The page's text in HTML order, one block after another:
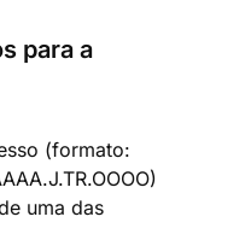
para a
(formato:
uma das